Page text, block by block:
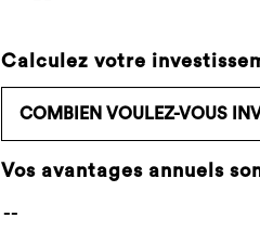
Calculez votre
Vos avantages annuels